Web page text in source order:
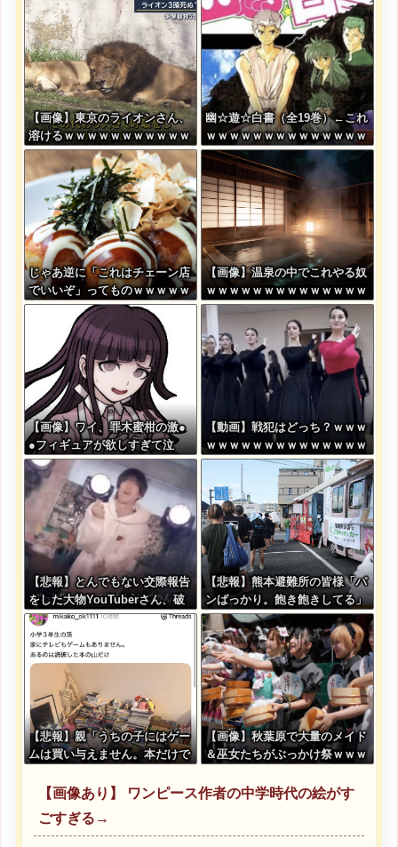
【画像】東京のライオンさん、
溶けるｗｗｗｗｗｗｗｗｗｗｗ
ｗｗｗｗｗｗｗｗｗｗｗ
幽☆遊☆白書（全19巻）←これ
ｗｗｗｗｗｗｗｗｗｗｗｗｗｗ
じゃあ逆に「これはチェーン店
でいいぞ」ってものｗｗｗｗｗ
ｗｗｗ
【画像】温泉の中でこれやる奴
ｗｗｗｗｗｗｗｗｗｗｗｗｗｗ
ｗｗ
【画像】ワイ、罪木蜜柑の激●
●フィギュアが欲しすぎて泣
く・・・・・・
【動画】戦犯はどっち？ｗｗｗ
ｗｗｗｗｗｗｗｗｗｗｗｗｗｗ
ｗｗｗ
【悲報】とんでもない交際報告
をした大物YouTuberさん、破
局を発表????
【悲報】熊本避難所の皆様「パ
ンばっかり。飽き飽きしてる」
【悲報】親「うちの子にはゲー
ムは買い与えません。本だけで
【画像】秋葉原で大量のメイド
＆巫女たちがぶっかけ祭ｗｗｗ
【画像あり】 ワンピース作者の中学時代の絵がす
ごすぎる→